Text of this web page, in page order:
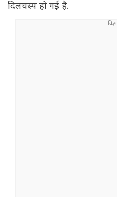
दिलचस्प हो गई है.